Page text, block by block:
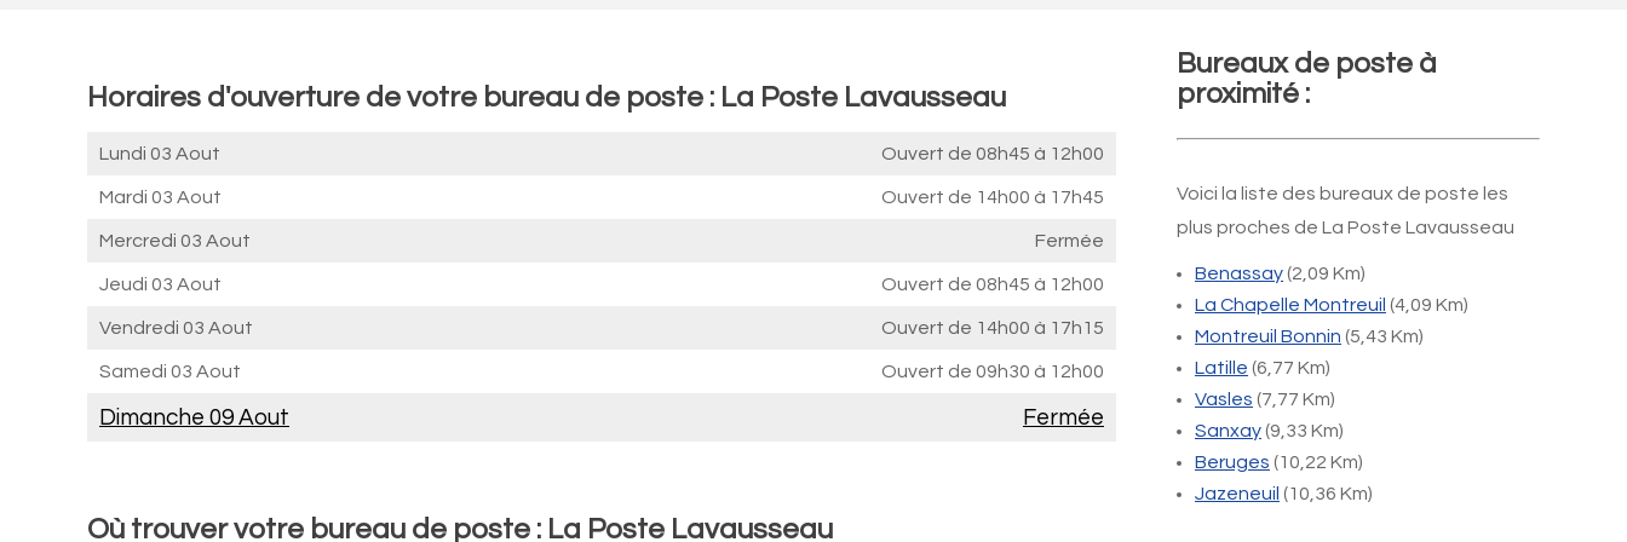
Horaires d'ouverture de votre bureau de poste : La Poste Lavausseau
Lundi 03 Aout Ouvert de 08h45 à 12h00
Mardi 03 Aout Ouvert de 14h00 à 17h45
Mercredi 03 Aout Fermée
Jeudi 03 Aout Ouvert de 08h45 à 12h00
Vendredi 03 Aout Ouvert de 14h00 à 17h15
Samedi 03 Aout Ouvert de 09h30 à 12h00
Dimanche 09 Aout Fermée
Où trouver votre bureau de poste : La Poste Lavausseau
Bureaux de poste à
proximité :
Voici la liste des bureaux de poste les
plus proches de La Poste Lavausseau
Benassay(2,09 Km)
La Chapelle Montreuil (4,09 Km)
Montreuil Bonnin (5,43 Km)
Latille (6,77 Km)
Vasles (7,77 Km)
Sanxay(9,33 Km)
Beruges (10,22 Km)
Jazeneuil (10,36 Km)